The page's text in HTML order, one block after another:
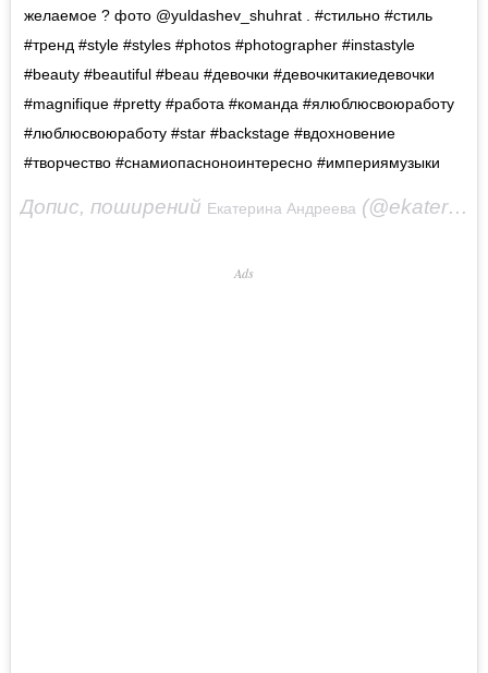
желаемое ? фото @yuldashev_shuhrat . #стильно #стиль
#тренд #style #styles #photos #photographer #instastyle
#beauty #beautiful #beau #девочки #девочкитакиедевочки
#magnifique #pretty #работа #команда #ялюблюсвоюработу
#люблюсвоюработу #star #backstage #вдохновение
#творчество #снамиопасноноинтересно #империямузыки
Допис, поширений Екатерина Андреева (@ekaterinaandreeva_official)
Ads